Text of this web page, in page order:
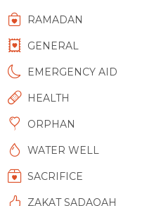
RAMADAN
GENERAL
EMERGENCY AID
HEALTH
ORPHAN
WATER WELL
SACRIFICE
ZAKAT SADAQAH